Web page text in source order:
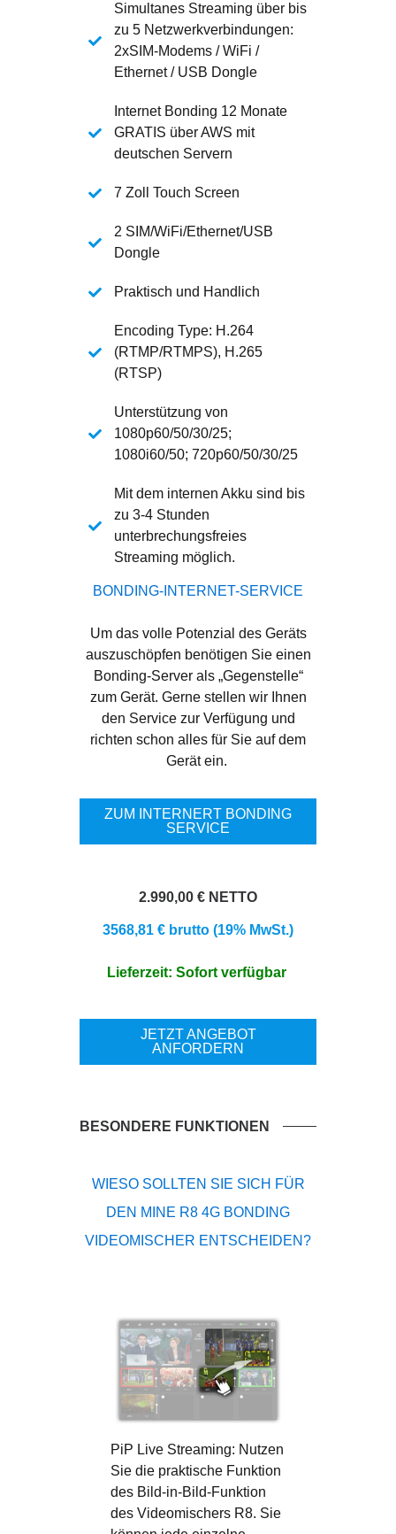
Simultanes Streaming über bis
zu 5 Netzwerkverbindungen:
2xSIM-Modems / WiFi /
Ethernet / USB Dongle
Internet Bonding 12 Monate
GRATIS über AWS mit
deutschen Servern
7 Zoll Touch Screen
2 SIM/WiFi/Ethernet/USB
Dongle
Praktisch und Handlich
Encoding Type: H.264
(RTMP/RTMPS), H.265
(RTSP)
Unterstützung von
1080p60/50/30/25;
1080i60/50; 720p60/50/30/25
Mit dem internen Akku sind bis
zu 3-4 Stunden
unterbrechungsfreies
Streaming möglich.
BONDING-INTERNET-SERVICE
Um das volle Potenzial des Geräts
auszuschöpfen benötigen Sie einen
Bonding-Server als „Gegenstelle“
zum Gerät. Gerne stellen wir Ihnen
den Service zur Verfügung und
richten schon alles für Sie auf dem
Gerät ein.
ZUM INTERNERT BONDING
SERVICE
2.990,00 € NETTO
3568,81 € brutto (19% MwSt.)
Lieferzeit: Sofort verfügbar
JETZT ANGEBOT
ANFORDERN
BESONDERE FUNKTIONEN
WIESO SOLLTEN SIE SICH FÜR
DEN MINE R8 4G BONDING
VIDEOMISCHER ENTSCHEIDEN?
PiP Live Streaming: Nutzen
Sie die praktische Funktion
des Bild-in-Bild-Funktion
des Videomischers R8. Sie